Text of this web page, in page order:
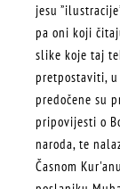
jesu
pa oni koji
slike koje taj
pretpostaviti, u
predočene su
pripovijesti o
naroda, te
Časnom